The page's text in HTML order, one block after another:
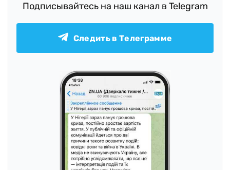
Подписывайтесь на наш канал в Telegram
Следить в Телеграмме